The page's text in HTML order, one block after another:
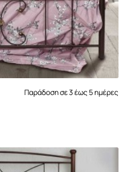
Παράδοση σε 3 έως 5 ημέρες